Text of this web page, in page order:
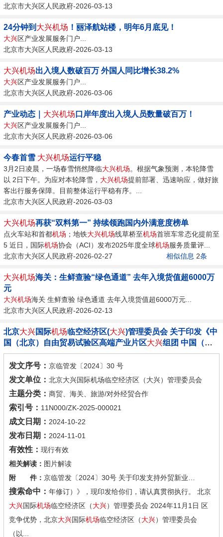
北京市大兴区人民政府-2026-03-13
24分钟到 大兴机场 ！丽泽航站楼，明年6月底见！
大兴区产业发展服务门户...
北京市大兴区人民政府-2026-03-13
大兴机场出入境人数破百万 外国人同比增长38.2%
大兴区产业发展服务门户...
北京市大兴区人民政府-2026-03-06
产业动态｜ 大兴机场 口岸年度出入境人员数量破百万！
大兴区产业发展服务门户...
北京市大兴区人民政府-2026-03-06
今春首雪 大兴机场运行平稳
3月2日凌晨，一场春雪悄然降临大兴机场。根据气象预测，本轮降雪
以 2日下午。为应对本轮降雪， 大兴机场提前部署、迅速响应，做好旅
客出行服务保障。目前整体运行平稳有序。...
北京市大兴区人民政府-2026-03-03
大兴机场再获“双料第一” 持续领跑国内外满意度榜单
点火车站和首都机场 ；地铁大兴机场线草桥至机场首班车常态化提前至
5 近日，国际机场协会（ACI）发布2025年度全球机场服务质量评...
北京市大兴区人民政府-2026-02-27
相似信息 2条
大兴机场海关：生鲜查验“绿色通道” 去年入境货值超6000万
元
大兴机场海关 生鲜查验 绿色通道 去年入境货值超6000万元...
北京市大兴区人民政府-2026-02-13
北京大兴国际机场临空经济区(大兴)管理委员会 关于印发《中
国（北京）自由贸易试验区高端产业片区大兴组团 中国（河
北）自由贸易试验区大兴机场片区（北京大兴）关于支持外贸
新业态新模式发展的若干措施（2024 年修订）》的通知
发文序号： 京临管发〔2024〕30 号
发文单位： 北京大兴国际机场临空经济区（大兴）管理委员会
主题分类： 商贸、海关、旅游/对外经贸合作
索引号： 11N000/ZK-2025-000021
成文日期： 2024-10-22
发布日期： 2024-11-01
有效性： 现行有效
相关解读： 图片解读
附 件：
搜索命中： 年修订）》，现印发给你们，请认真贯彻执行。 北京
大兴国际机场临空经济区（大兴）管理委员会 2024年11月1日 区
竞争优势，北京大兴国际机场临空经济区（大兴）管理委员会
（以...